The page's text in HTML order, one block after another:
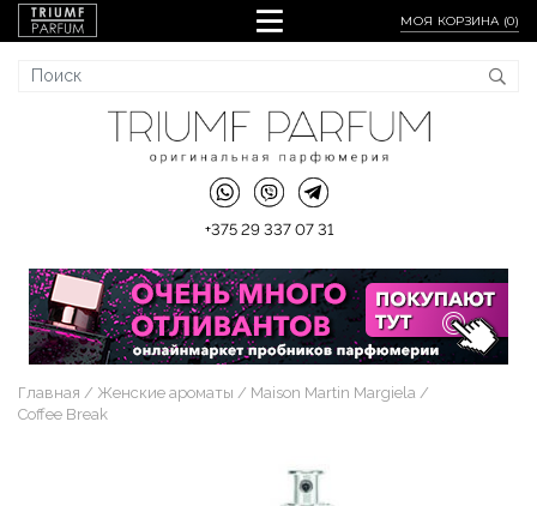
МОЯ КОРЗИНА (0)
+375 29 337 07 31
Главная Женские ароматы
Maison Martin Margiela
Coffee Break